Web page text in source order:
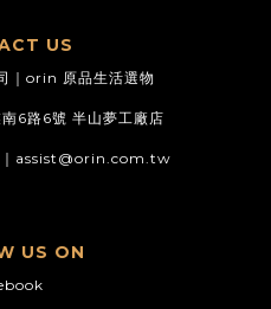
US
｜orin 原品生活選物
6路6號 半山夢工廠店
assist@orin.com.tw
US ON